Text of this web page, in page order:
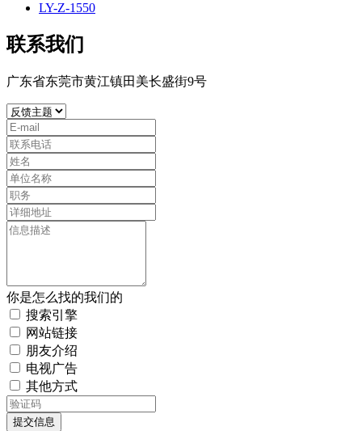
LY-Z-1550
联系我们
广东省东莞市黄江镇田美长盛街9号
你是怎么找的我们的
搜索引擎
网站链接
朋友介绍
电视广告
其他方式
提交信息